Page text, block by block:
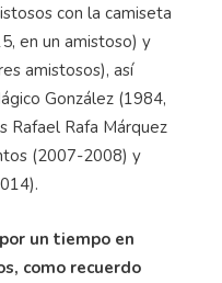
con la camiseta
en un amistoso) y
amistosos), así
González (1984,
Rafael Rafa Márquez
(2007-2008) y
un tiempo en
como recuerdo